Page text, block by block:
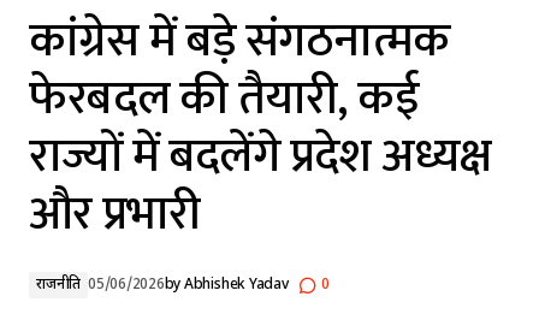
कांग्रेस में बड़े संगठनात्मक
फेरबदल की तैयारी, कई
राज्यों में बदलेंगे प्रदेश अध्यक्ष
और प्रभारी
राजनीति 05/06/2026byAbhishek Yadav 0